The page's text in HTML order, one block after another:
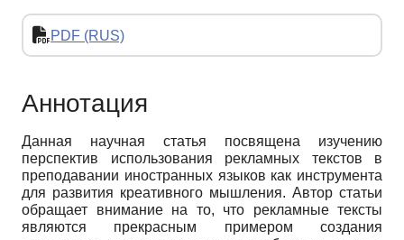
PDF (RUS)
Аннотация
Данная научная статья посвящена изучению
перспектив использования рекламных текстов в
преподавании иностранных языков как инструмента
для развития креативного мышления. Автор статьи
обращает внимание на то, что рекламные тексты
являются прекрасным примером создания